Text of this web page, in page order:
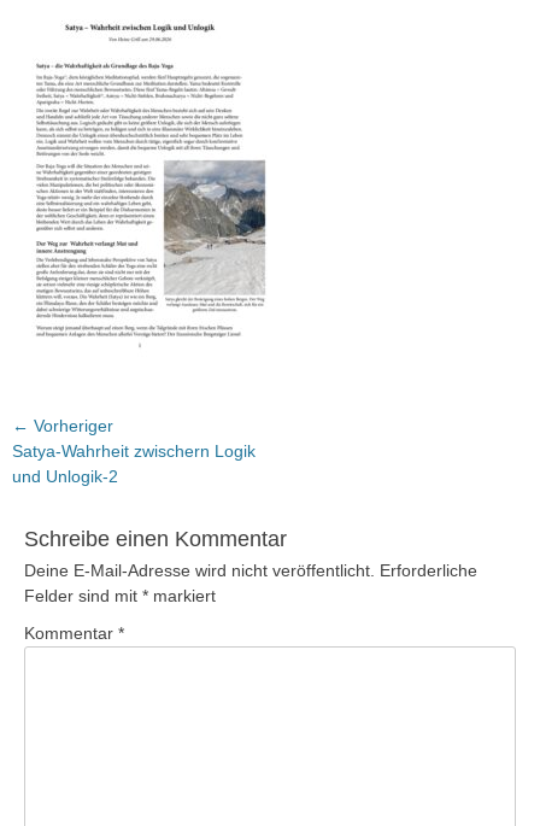
Beitragsnavigation
← Vorheriger
Vorheriger
Beitrag:
Satya-Wahrheit zwischern Logik
und Unlogik-2
Schreibe einen Kommentar
Deine E-Mail-Adresse wird nicht veröffentlicht. Erforderliche
Felder sind mit * markiert
Kommentar *